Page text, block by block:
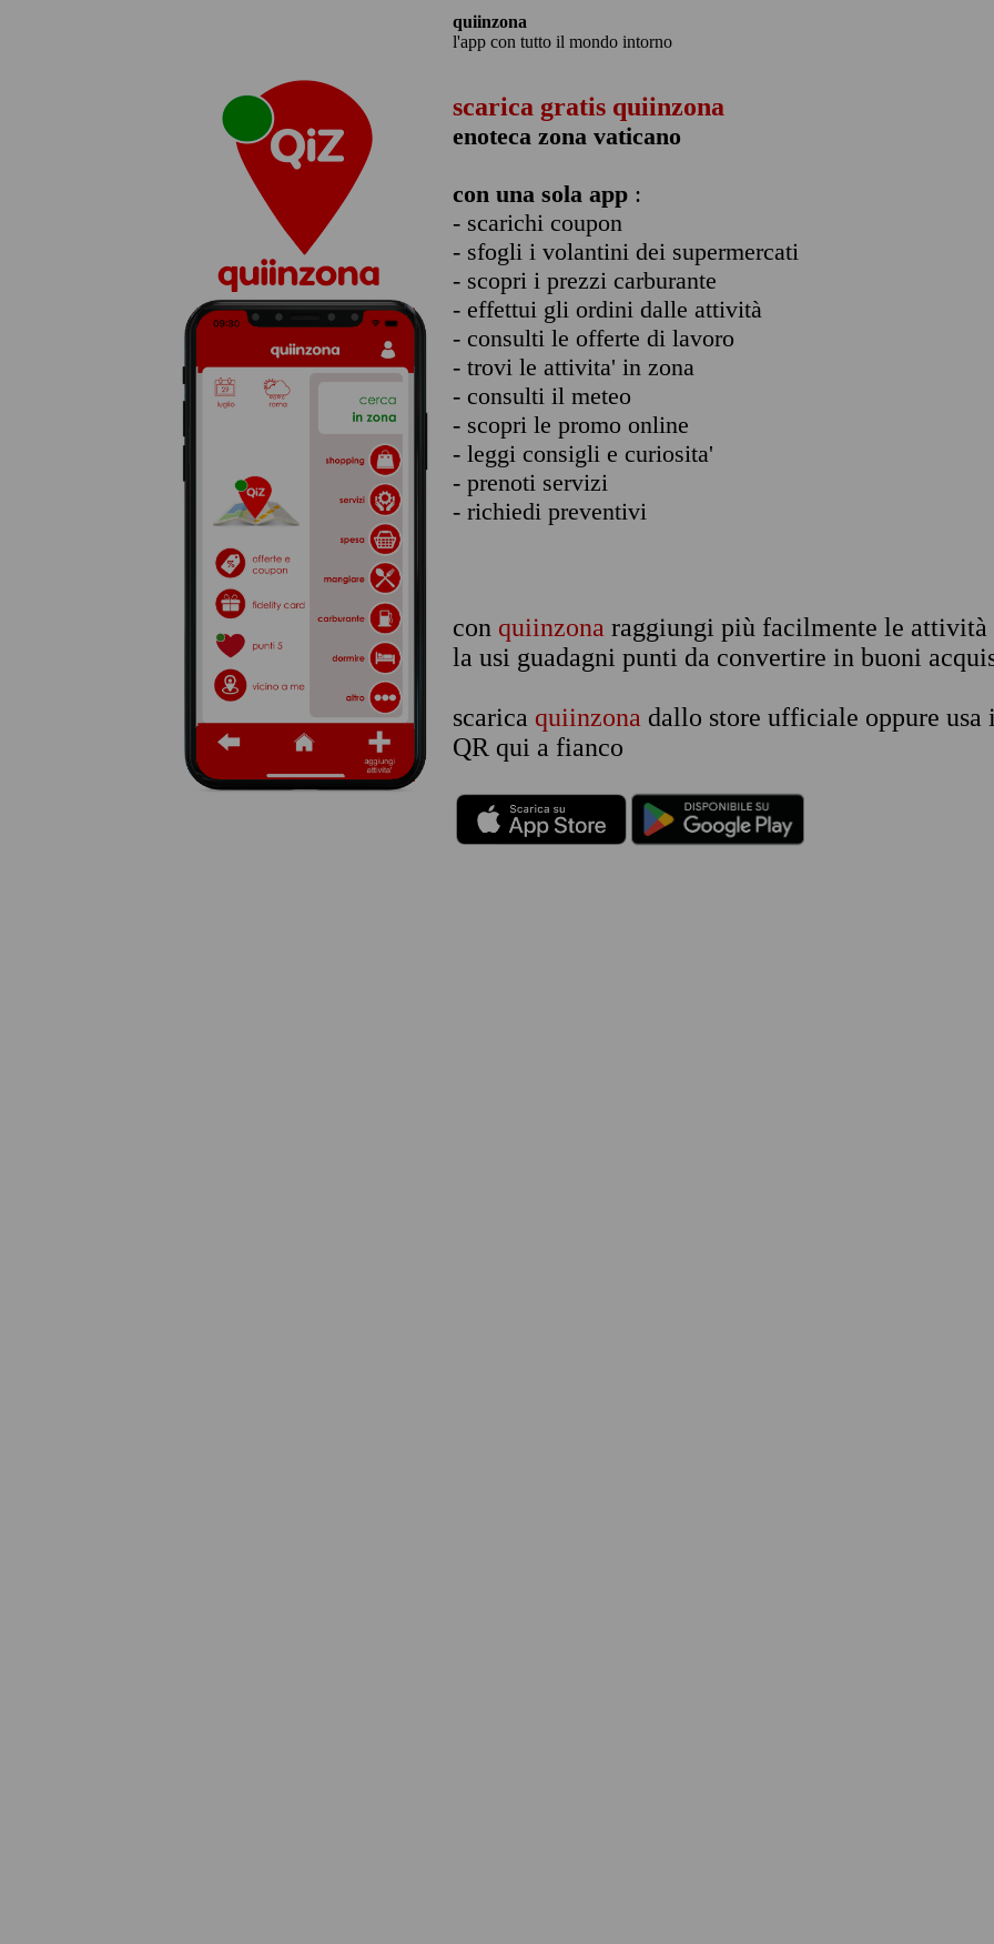
quiinzona
l'app con tutto il mondo intorno
scarica gratis quiinzona
enoteca zona vaticano
con una sola app :
- scarichi coupon
- sfogli i volantini dei supermercati
- scopri i prezzi carburante
- effettui gli ordini dalle attività
- consulti le offerte di lavoro
- trovi le attivita' in zona
- consulti il meteo
- scopri le promo online
- leggi consigli e curiosita'
- prenoti servizi
- richiedi preventivi
con quiinzona raggiungi più facilmente le attività
la usi guadagni punti da convertire in buoni
scarica quiinzona dallo store ufficiale oppure usa
QR qui a fianco